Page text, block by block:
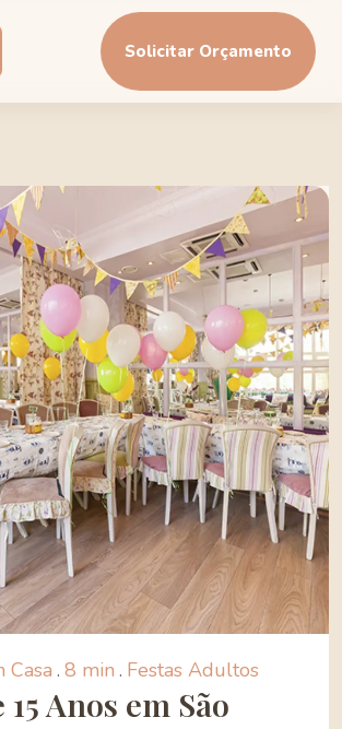
Solicitar Orçamento
Casa . 8 min . Festas Adultos
15 Anos em São